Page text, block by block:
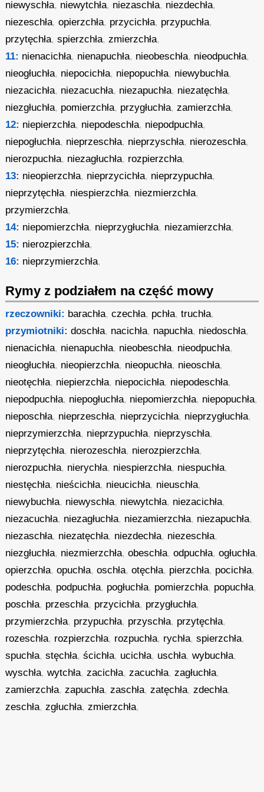
niewyschła, niewytchła, niezaschła, niezdechła,
niezeschła,opierzchła, przycichła, przypuchła,
przytęchła,spierzchła,zmierzchła,
11: nienacichła, nienapuchła, nieobeschła, nieodpuchła,
nieogłuchła, niepocichła, niepopuchła, niewybuchła,
niezacichła, niezacuchła, niezapuchła, niezatęchła,
niezgłuchła, pomierzchła, przygłuchła,zamierzchła,
12: niepierzchła, niepodeschła, niepodpuchła,
niepogłuchła, nieprzeschła, nieprzyschła, nierozeschła,
nierozpuchła, niezagłuchła, rozpierzchła,
13: nieopierzchła, nieprzycichła, nieprzypuchła,
nieprzytęchła, niespierzchła, niezmierzchła,
przymierzchła,
14: niepomierzchła, nieprzygłuchła, niezamierzchła,
15: nierozpierzchła,
16: nieprzymierzchła,
Rymy z podziałem na część mowy
rzeczowniki: barachła,czechła, pchła,truchła,
przymiotniki: doschła, nacichła, napuchła, niedoschła,
nienacichła, nienapuchła, nieobeschła, nieodpuchła,
nieogłuchła, nieopierzchła, nieopuchła, nieoschła,
nieotęchła, niepierzchła, niepocichła, niepodeschła,
niepodpuchła, niepogłuchła, niepomierzchła, niepopuchła,
nieposchła, nieprzeschła, nieprzycichła, nieprzygłuchła,
nieprzymierzchła, nieprzypuchła, nieprzyschła,
nieprzytęchła, nierozeschła, nierozpierzchła,
nierozpuchła, nierychła, niespierzchła, niespuchła,
niestęchła, nieścichła, nieucichła, nieuschła,
niewybuchła, niewyschła, niewytchła, niezacichła,
niezacuchła, niezagłuchła, niezamierzchła, niezapuchła,
niezaschła, niezatęchła, niezdechła, niezeschła,
niezgłuchła, niezmierzchła,obeschła,odpuchła,ogłuchła,
opierzchła,opuchła,oschła,otęchła, pierzchła, pocichła,
podeschła, podpuchła, pogłuchła, pomierzchła, popuchła,
poschła, przeschła, przycichła, przygłuchła,
przymierzchła, przypuchła, przyschła, przytęchła,
rozeschła, rozpierzchła, rozpuchła, rychła,spierzchła,
spuchła,stęchła,ścichła, ucichła, uschła,wybuchła,
wyschła,wytchła,zacichła,zacuchła,zagłuchła,
zamierzchła,zapuchła,zaschła,zatęchła,zdechła,
zeschła,zgłuchła,zmierzchła,